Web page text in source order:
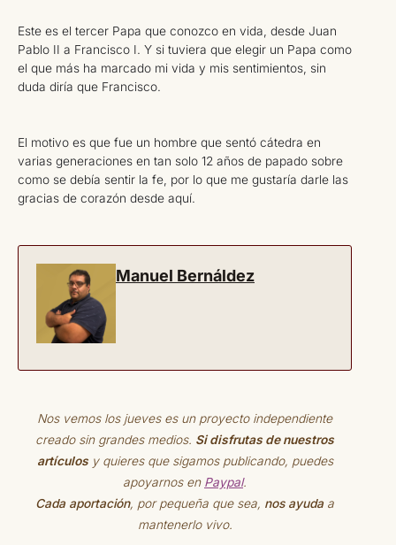
Este es el tercer Papa que conozco en vida, desde Juan
Pablo II a Francisco I. Y si tuviera que elegir un Papa como
el que más ha marcado mi vida y mis sentimientos, sin
duda diría que Francisco.
El motivo es que fue un hombre que sentó cátedra en
varias generaciones en tan solo 12 años de papado sobre
como se debía sentir la fe, por lo que me gustaría darle las
gracias de corazón desde aquí.
Manuel Bernáldez
Nos vemos los jueves es un proyecto independiente
creado sin grandes medios. Si disfrutas de nuestros
artículosy quieres que sigamos publicando, puedes
apoyarnos en Paypal.
Cada aportación, por pequeña que sea, nos ayudaa
mantenerlo vivo.